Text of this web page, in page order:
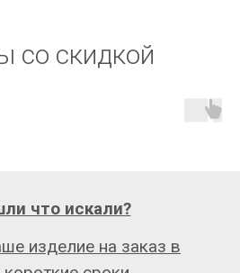
со скидкой
изделие на заказ в
что искали?